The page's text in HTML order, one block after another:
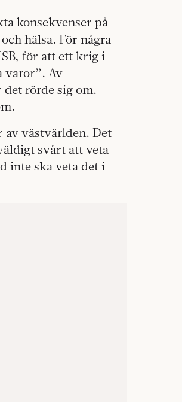
konsekvenser på
hälsa. För några
för att ett krig i
varor”. Av
rörde sig om.
av västvärlden. Det
svårt att veta
inte ska veta det i